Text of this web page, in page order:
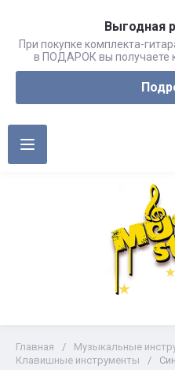
Выгодная
При покупке комплекта-
в ПОДАРОК вы получаете
Главная / Музыкальные
Клавишные инструменты
/